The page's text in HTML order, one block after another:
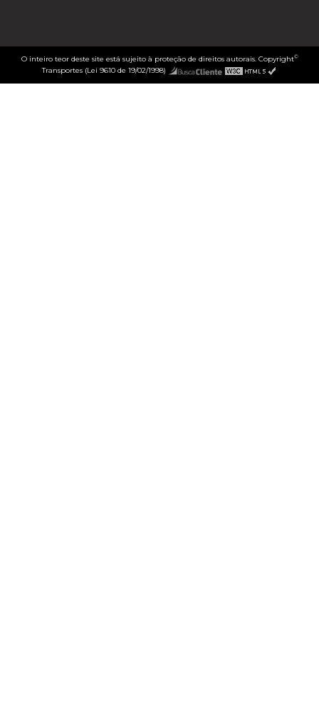
O inteiro teor deste site está sujeito à proteção de direitos autorais. Copyright©
Transportes (Lei 9610 de 19/02/1998)